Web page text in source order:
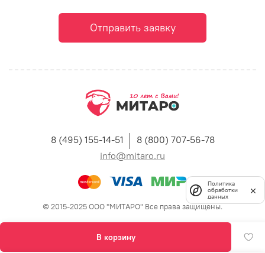
В корзину
Отправить заявку
8 (495) 155-14-51
8 (800) 707-56-78
info@mitaro.ru
© 2015-2025 ООО "МИТАРО" Все права защищены.
Политика
обработки
данных